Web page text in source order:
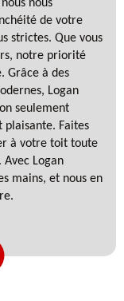
nous
de votre
strictes. Que vous
notre priorité
Grâce à des
Logan
seulement
Faites
à votre toit toute
Logan
mains, et nous en